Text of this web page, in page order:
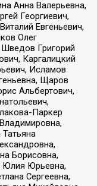
Анна Валерьевна,
Георгиевич,
Евгеньевич,
Олег
Григорий
Каргалицкий
Исламов
Щаров
Альбертович,
Паркер
Борисовна,
Юлия Юрьевна,
Сергеевна,